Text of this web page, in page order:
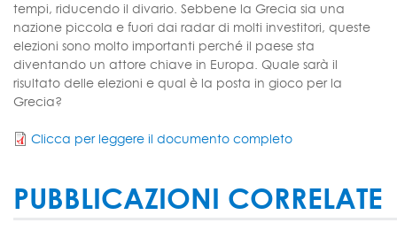
tempi, riducendo il divario. Sebbene la Grecia sia una
nazione piccola e fuori dai radar di molti investitori, queste
elezioni sono molto importanti perché il paese sta
diventando un attore chiave in Europa. Quale sarà il
risultato delle elezioni e qual è la posta in gioco per la
Grecia?
Clicca per leggere il documento completo
PUBBLICAZIONI CORRELATE